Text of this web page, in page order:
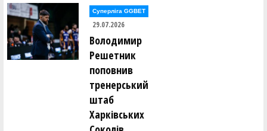
Альбіна Сазонова ()
Олексій Сало ()
Сергій Сальніков ()
Сергій Сальніков ()
Роман Свиницький ()
Вясчеслав Севаст'янов ()
Євген Селіванов ()
Світлана Середня ()
Олег Сивулицький ()
Валентин Сліпуха ()
Сергій Слободянюк ()
В'ячеслав Слюсар ()
Суперліга GGBET
29.07.2026
Володимир
Решетник
поповнив
тренерський
штаб
Харківських